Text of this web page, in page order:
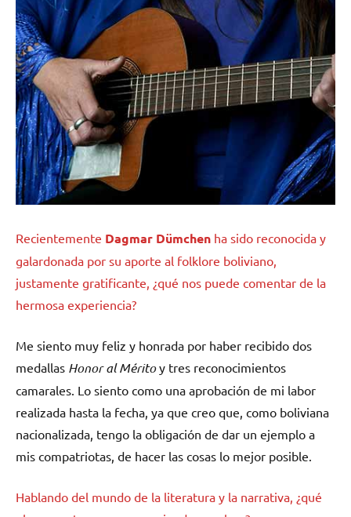
Recientemente Dagmar Dümchen ha sido reconocida y
galardonada por su aporte al folklore boliviano,
justamente gratificante, ¿qué nos puede comentar de la
hermosa experiencia?
Me siento muy feliz y honrada por haber recibido dos
medallas Honor al Méritoy tres reconocimientos
camarales. Lo siento como una aprobación de mi labor
realizada hasta la fecha, ya que creo que, como boliviana
nacionalizada, tengo la obligación de dar un ejemplo a
mis compatriotas, de hacer las cosas lo mejor posible.
Hablando del mundo de la literatura y la narrativa, ¿qué